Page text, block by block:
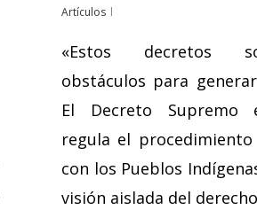
Artículos
«Estos decretos
obstáculos para
El Decreto Supremo
regula el
con los Pueblos
visión aislada del